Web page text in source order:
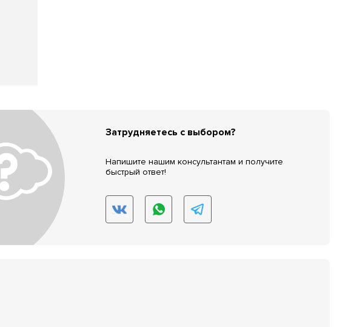
Затрудняетесь с выбором?
Напишите нашим консультантам и получите
быстрый ответ!